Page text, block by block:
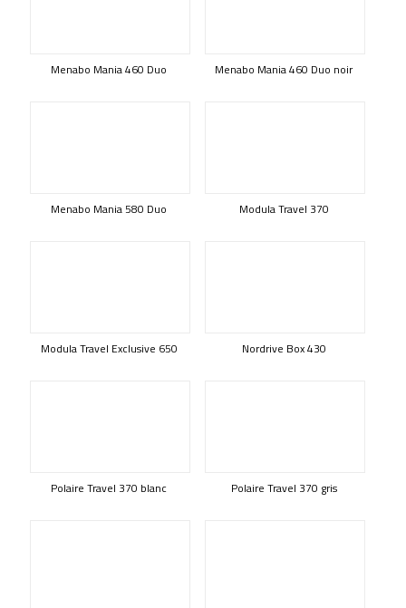
Menabo Mania 460 Duo Menabo Mania 460 Duo noir
Menabo Mania 580 Duo Modula Travel 370
Modula Travel Exclusive 650 Nordrive Box 430
Polaire Travel 370 blanc Polaire Travel 370 gris